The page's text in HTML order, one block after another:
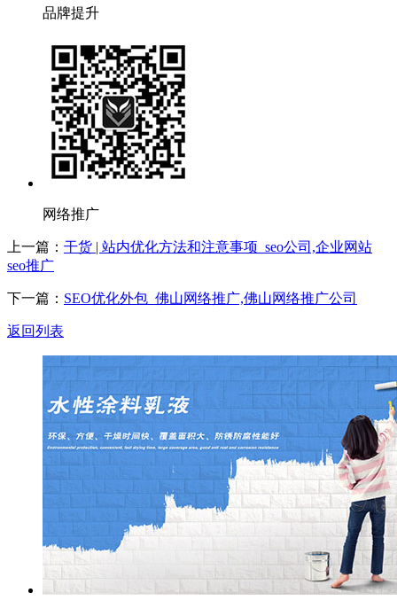
品牌提升
网络推广
上一篇： 干货 | 站内优化方法和注意事项_seo公司,企业网站
seo推广
下一篇： SEO优化外包_佛山网络推广,佛山网络推广公司
返回列表